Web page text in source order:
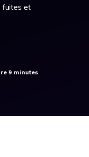
fuites et